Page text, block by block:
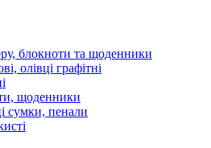
блокноти та щоденники
олівці графітні
щоденники
сумки, пенали